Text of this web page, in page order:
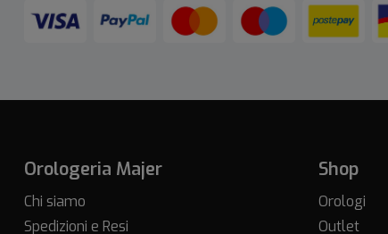
Orologeria Majer
Chi siamo
Spedizioni e Resi
Shop
Orologi
Outlet